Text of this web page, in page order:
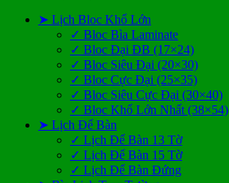
➤ Lịch Bloc Khổ Lớn
✓ Bloc Bìa Laminate
✓ Bloc Đại ĐB (17×24)
✓ Bloc Siêu Đại (20×30)
✓ Bloc Cực Đại (25×35)
✓ Bloc Siêu Cực Đại (30×40)
✓ Bloc Khổ Lớn Nhất (38×54)
➤ Lịch Để Bàn
✓ Lịch Để Bàn 13 Tờ
✓ Lịch Để Bàn 15 Tờ
✓ Lịch Để Bàn Đứng